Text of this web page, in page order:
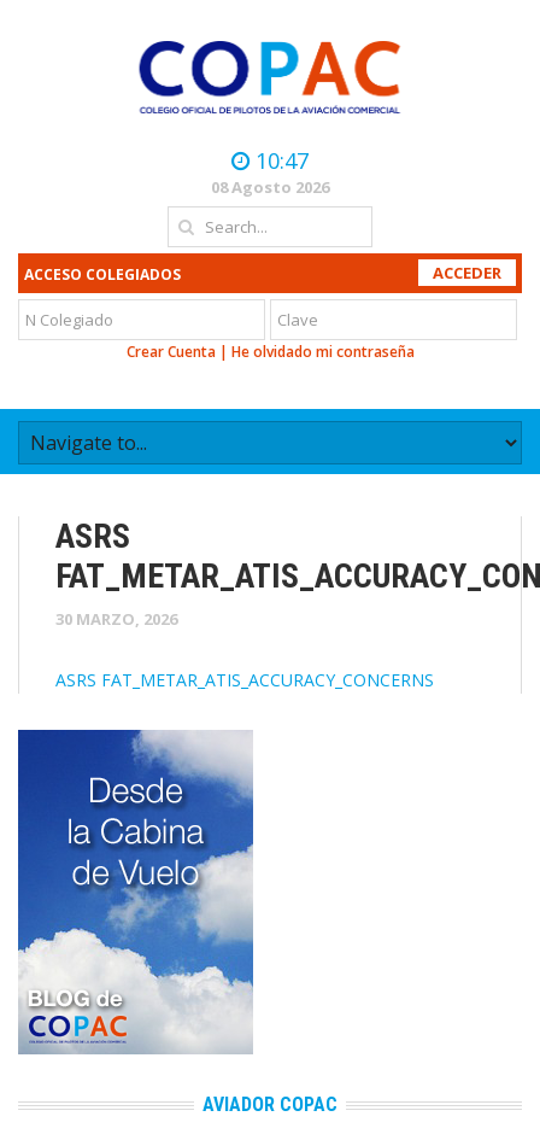
10:47
08 Agosto 2026
ACCESO COLEGIADOS
Crear Cuenta| He olvidado mi contraseña
ASRS
30 MARZO, 2026
ASRS FAT_METAR_ATIS_ACCURACY_CONCERNS
AVIADOR COPAC